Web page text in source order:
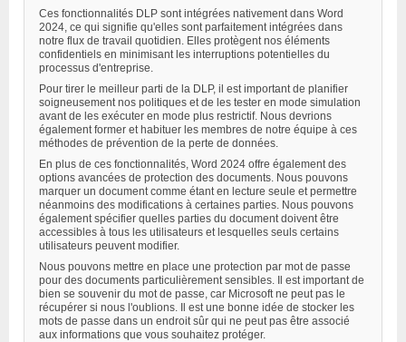
Ces fonctionnalités DLP sont intégrées nativement dans Word
2024, ce qui signifie qu'elles sont parfaitement intégrées dans
notre flux de travail quotidien. Elles protègent nos éléments
confidentiels en minimisant les interruptions potentielles du
processus d'entreprise.
Pour tirer le meilleur parti de la DLP, il est important de planifier
soigneusement nos politiques et de les tester en mode simulation
avant de les exécuter en mode plus restrictif. Nous devrions
également former et habituer les membres de notre équipe à ces
méthodes de prévention de la perte de données.
En plus de ces fonctionnalités, Word 2024 offre également des
options avancées de protection des documents. Nous pouvons
marquer un document comme étant en lecture seule et permettre
néanmoins des modifications à certaines parties. Nous pouvons
également spécifier quelles parties du document doivent être
accessibles à tous les utilisateurs et lesquelles seuls certains
utilisateurs peuvent modifier.
Nous pouvons mettre en place une protection par mot de passe
pour des documents particulièrement sensibles. Il est important de
bien se souvenir du mot de passe, car Microsoft ne peut pas le
récupérer si nous l'oublions. Il est une bonne idée de stocker les
mots de passe dans un endroit sûr qui ne peut pas être associé
aux informations que vous souhaitez protéger.